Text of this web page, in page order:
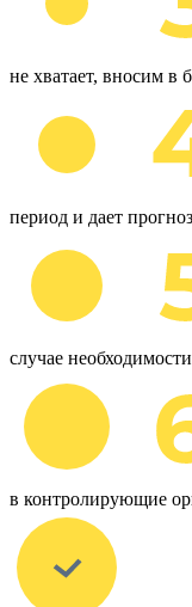
не хватает, вносим в
период и дает
случае
в контролирующие